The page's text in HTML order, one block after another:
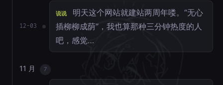
12-03
说说
明天这个网站就建站两周年喽。“无心
插柳柳成荫”，我也算那种三分钟热度的人
吧，感觉…
11 月 7